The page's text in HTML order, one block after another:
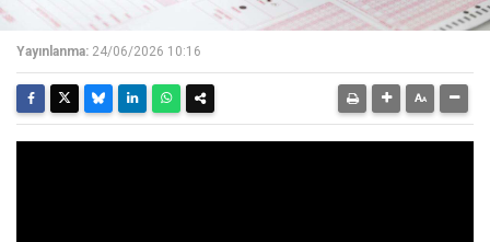
Yayınlanma: 24/06/2026 10:16